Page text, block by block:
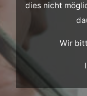
dies nicht
Wir